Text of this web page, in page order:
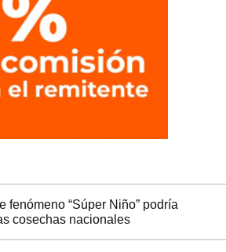
fenómeno “Súper Niño” podría
cosechas nacionales